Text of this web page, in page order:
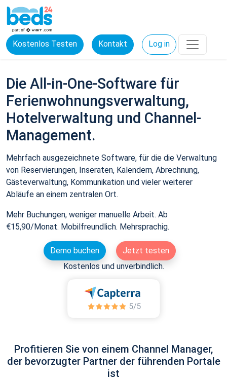
Kostenlos Testen Kontakt Log in
Die All-in-One-Software für
Ferienwohnungsverwaltung,
Hotelverwaltung und Channel-
Management.
Mehrfach ausgezeichnete Software, für die die Verwaltung
von Reservierungen, Inseraten, Kalendern, Abrechnung,
Gästeverwaltung, Kommunikation und vieler weiterer
Abläufe an einem zentralen Ort.
Mehr Buchungen, weniger manuelle Arbeit. Ab
€15,90/Monat. Mobilfreundlich. Mehrsprachig.
Demo buchen
Jetzt testen
Kostenlos und unverbindlich.
Profitieren Sie von einem Channel Manager,
der bevorzugter Partner der führenden Portale
ist